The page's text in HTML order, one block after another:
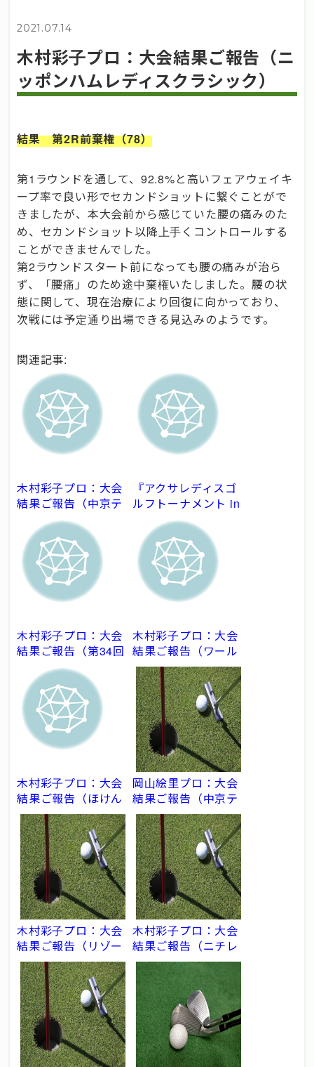
2021.07.14
木村彩子プロ：大会結果ご報告（ニ
ッポンハムレディスクラシック）
結果 第2R前棄権（78）
第1ラウンドを通して、92.8%と高いフェアウェイキ
ープ率で良い形でセカンドショットに繋ぐことがで
きましたが、本大会前から感じていた腰の痛みのた
め、セカンドショット以降上手くコントロールする
ことができませんでした。
第2ラウンドスタート前になっても腰の痛みが治ら
ず、「腰痛」のため途中棄権いたしました。腰の状
態に関して、現在治療により回復に向かっており、
次戦には予定通り出場できる見込みのようです。
関連記事:
木村彩子プロ：大会
結果ご報告（中京テ
レビ・ブリヂストン
レディスオープン）
『アクサレディスゴ
ルフトーナメント in
MIYAZAKI 2021』
木村彩子選手 結果
報告
木村彩子プロ：大会
結果ご報告（第34回
ダイキンオーキッド
レディスゴルフトー
ナメント）
木村彩子プロ：大会
結果ご報告（ワール
ドレディスチャンピ
オンシップ サロンパ
スカップ）
木村彩子プロ：大会
結果ご報告（ほけん
の窓口レディース）
岡山絵里プロ：大会
結果ご報告（中京テ
レビ・ブリヂストン
レディスオープン）
木村彩子プロ：大会
結果ご報告（リゾー
トトラストレディ
ス）
木村彩子プロ：大会
結果ご報告（ニチレ
イレディス）